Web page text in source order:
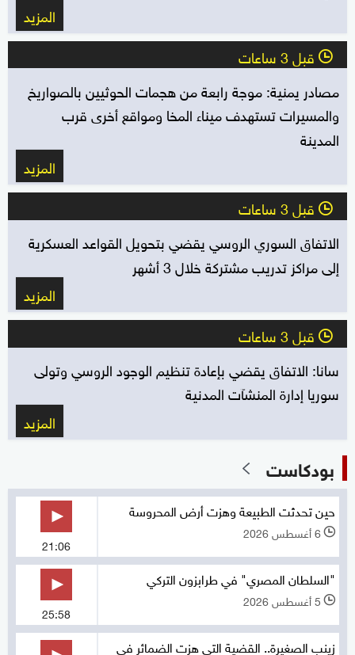
المزيد
l قبل 3 ساعات
مصادر يمنية: موجة رابعة من هجمات الحوثيين بالصواريخ
والمسيرات تستهدف ميناء المخا ومواقع أخرى قرب
المدينة
المزيد
l قبل 3 ساعات
الاتفاق السوري الروسي يقضي بتحويل القواعد العسكرية
إلى مراكز تدريب مشتركة خلال 3 أشهر
المزيد
l قبل 3 ساعات
سانا: الاتفاق يقضي بإعادة تنظيم الوجود الروسي ‏وتولى
سوريا إدارة المنشآت المدنية
المزيد
بودكاست
حين تحدثت الطبيعة وهزت أرض المحروسة
l 6 أغسطس 2026
21:06
"السلطان المصري" في طرابزون التركي
l 5 أغسطس 2026
25:58
زينب الصغيرة.. القضية التي هزت الضمائر في